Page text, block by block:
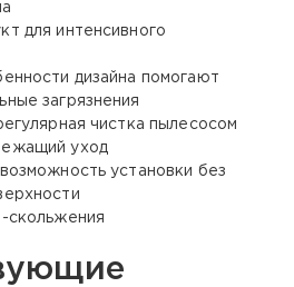
для интенсивного
дизайна помогают
загрязнения
чистка пылесосом
уход
установки без
скольжения